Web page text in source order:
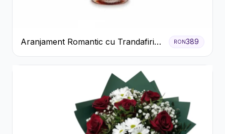
Aranjament Romantic cu Trandafiri
Roșii și Șampanie rose
RON389